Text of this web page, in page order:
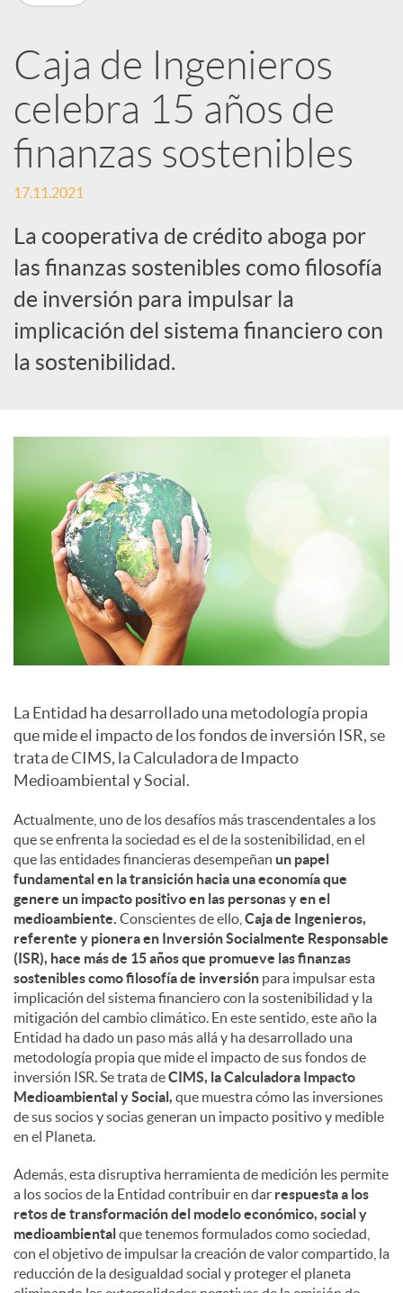
e
d
e
s
S
o
c
i
e
s
Caja de Ingenieros
celebra 15 años de
finanzas sostenibles
17.11.2021
La cooperativa de crédito aboga por
las finanzas sostenibles como filosofía
de inversión para impulsar la
implicación del sistema financiero con
la sostenibilidad.
La Entidad ha desarrollado una metodología propia
que mide el impacto de los fondos de inversión ISR, se
trata de CIMS, la Calculadora de Impacto
Medioambiental y Social.
Actualmente, uno de los desafíos más trascendentales a los
que se enfrenta la sociedad es el de la sostenibilidad, en el
que las entidades financieras desempeñan un papel
fundamental en la transición hacia una economía que
genere un impacto positivo en las personas y en el
medioambiente. Conscientes de ello, Caja de Ingenieros,
referente y pionera en Inversión Socialmente Responsable
(ISR), hace más de 15 años que promueve las finanzas
sostenibles como filosofía de inversión para impulsar esta
implicación del sistema financiero con la sostenibilidad y la
mitigación del cambio climático. En este sentido, este año la
Entidad ha dado un paso más allá y ha desarrollado una
metodología propia que mide el impacto de sus fondos de
inversión ISR. Se trata deCIMS, la Calculadora Impacto
Medioambiental y Social, que muestra cómo las inversiones
de sus socios y socias generan un impacto positivo y medible
en el Planeta.
Además, esta disruptiva herramienta de medición les permite
a los socios de la Entidad contribuir en dar respuesta a los
retos de transformación del modelo económico, social y
medioambiental que tenemos formulados como sociedad,
con el objetivo de impulsar la creación de valor compartido, la
reducción de la desigualdad social y proteger el planeta